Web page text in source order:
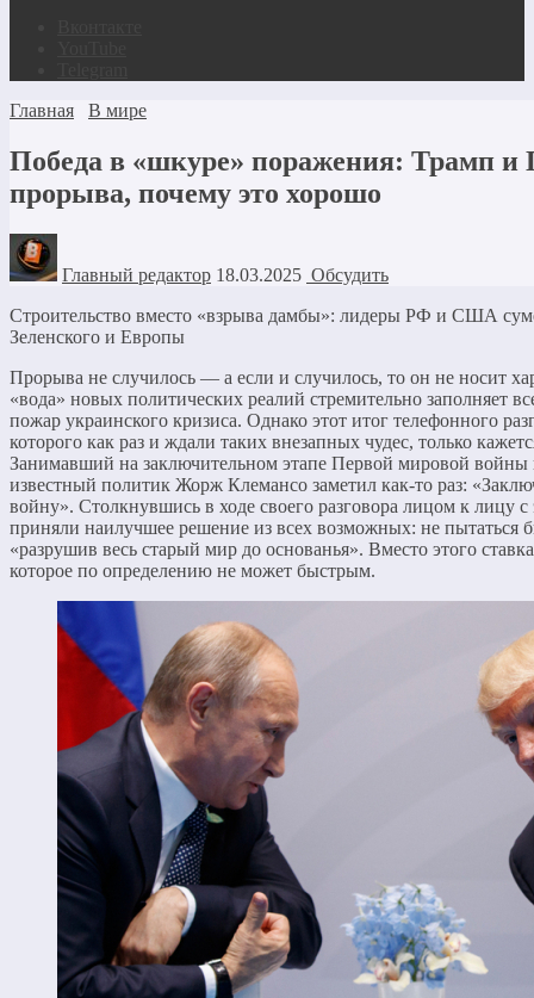
Главная
В мире
Победа в «шкуре» поражения: Трамп и
прорыва, почему это хорошо
Главный редактор 18.03.2025 Обсудить
Строительство вместо «взрыва дамбы»: лидеры РФ и США
Зеленского и Европы
Прорыва не случилось — а если и случилось, то он не носит
«вода» новых политических реалий стремительно заполняет
пожар украинского кризиса. Однако этот итог телефонного
которого как раз и ждали таких внезапных чудес, только
Занимавший на заключительном этапе Первой мировой
известный политик Жорж Клемансо заметил как-то раз:
войну». Столкнувшись в ходе своего разговора лицом к
приняли наилучшее решение из всех возможных: не пытаться
«разрушив весь старый мир до основанья». Вместо этого
которое по определению не может быстрым.